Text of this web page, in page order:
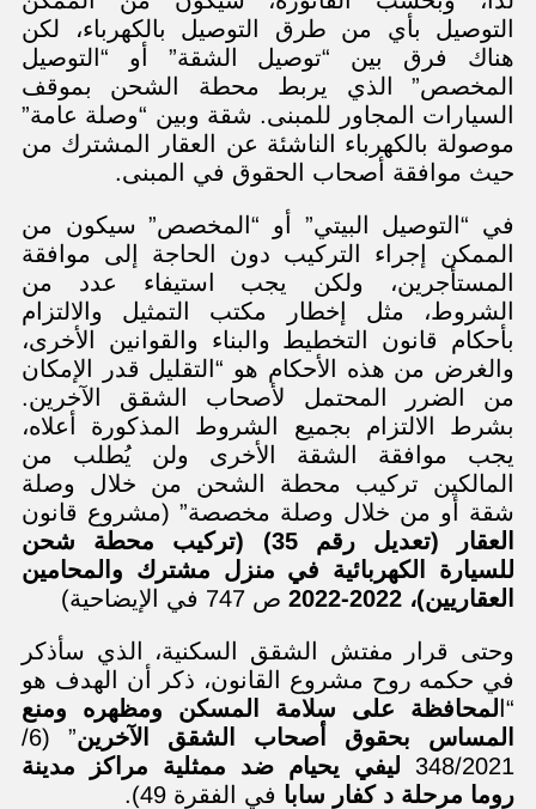
التوصيل بأي من طرق التوصيل بالكهرباء، لكن
هناك فرق بين “توصيل الشقة” أو “التوصيل
المخصص” الذي يربط محطة الشحن بموقف
السيارات المجاور للمبنى. شقة وبين “وصلة عامة”
موصولة بالكهرباء الناشئة عن العقار المشترك من
حيث موافقة أصحاب الحقوق في المبنى.
في “التوصيل البيتي” أو “المخصص” سيكون من
الممكن إجراء التركيب دون الحاجة إلى موافقة
المستأجرين، ولكن يجب استيفاء عدد من
الشروط، مثل إخطار مكتب التمثيل والالتزام
بأحكام قانون التخطيط والبناء والقوانين الأخرى،
والغرض من هذه الأحكام هو “التقليل قدر الإمكان
من الضرر المحتمل لأصحاب الشقق الآخرين.
بشرط الالتزام بجميع الشروط المذكورة أعلاه،
يجب موافقة الشقة الأخرى ولن يُطلب من
المالكين تركيب محطة الشحن من خلال وصلة
شقة أو من خلال وصلة مخصصة” (مشروع قانون
العقار (تعديل رقم 35) (تركيب محطة شحن
للسيارة الكهربائية في منزل مشترك والمحامين
العقاريين)، 2022-2022
ص 747 في الإيضاحية)
وحتى قرار مفتش الشقق السكنية، الذي سأذكر
في حكمه روح مشروع القانون، ذكر أن الهدف هو
“المحافظة على سلامة المسكن ومظهره ومنع
المساس بحقوق أصحاب الشقق الآخرين
” (6/
348/2021
ليفي يحيام ضد ممثلية مراكز مدينة
روما مرحلة د كفار سابا في الفقرة 49).